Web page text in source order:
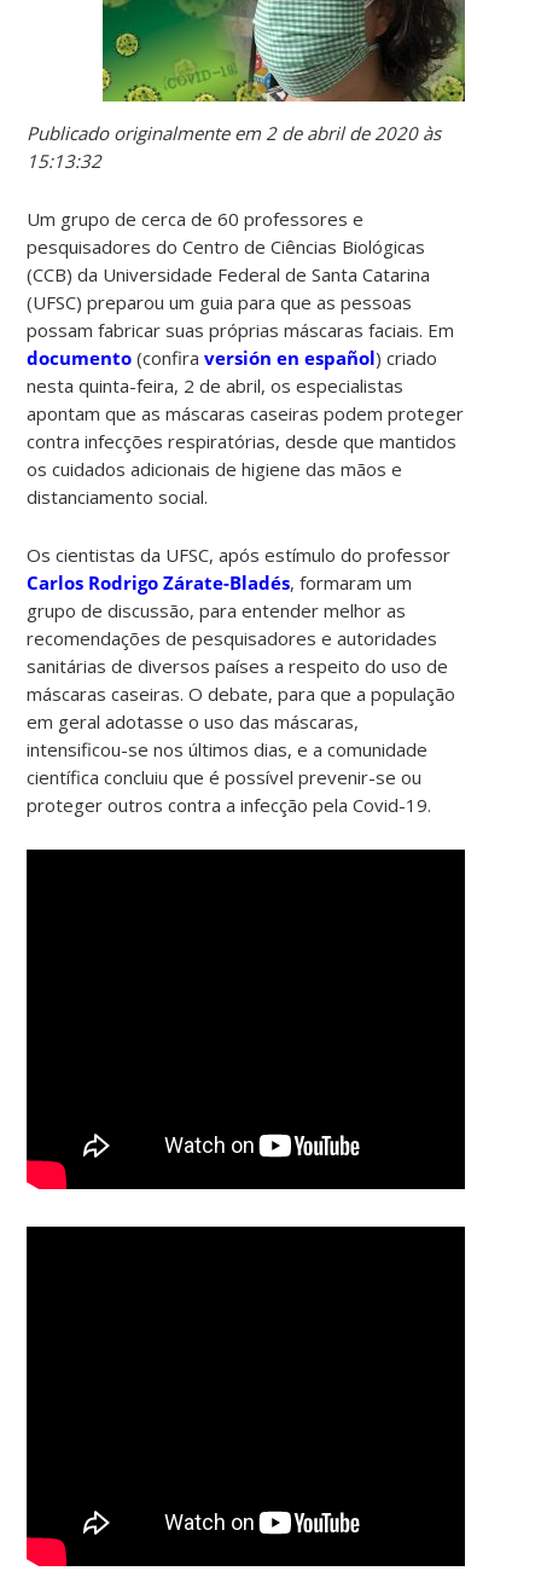
Publicado originalmente em 2 de abril de 2020 às
15:13:32
Um grupo de cerca de 60 professores e
pesquisadores do Centro de Ciências Biológicas
(CCB) da Universidade Federal de Santa Catarina
(UFSC) preparou um guia para que as pessoas
possam fabricar suas próprias máscaras faciais. Em
documento (confiraversión en español) criado
nesta quinta-feira, 2 de abril, os especialistas
apontam que as máscaras caseiras podem proteger
contra infecções respiratórias, desde que mantidos
os cuidados adicionais de higiene das mãos e
distanciamento social.
Os cientistas da UFSC, após estímulo do professor
Carlos Rodrigo Zárate-Bladés, formaram um
grupo de discussão, para entendermelhor as
recomendações de pesquisadores e autoridades
sanitárias de diversos países a respeito do uso de
máscaras caseiras. O debate, para que a população
em geral adotasse o uso das máscaras,
intensificou-se nos últimos dias, e a comunidade
científica concluiu que é possível prevenir-se ou
proteger outros contra a infecção pela Covid-19.